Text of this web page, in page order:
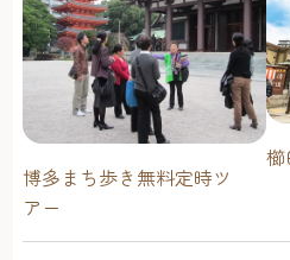
博多まち歩き無料定時ツ
アー
櫛